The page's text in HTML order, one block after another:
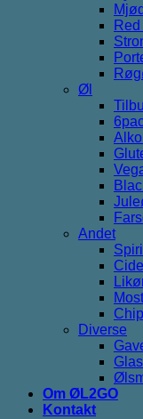
Øl
Andet
Diverse
Glas
Om ØL2GO
Kontakt